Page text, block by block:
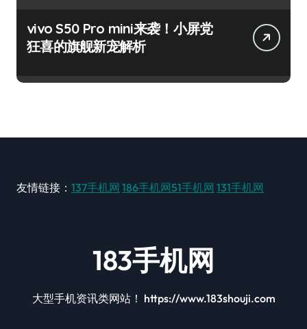
vivo S50 Pro mini来袭！小屏党
狂喜的旗舰新宠解析
友情链接： 137手机网 186手机网51手机网 131手机网
183手机网
大型手机资讯类网站！ https://www.183shouji.com